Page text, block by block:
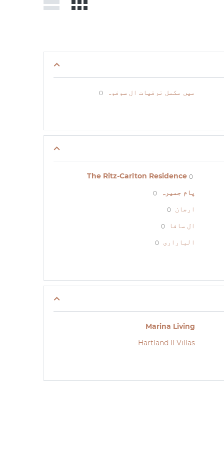
میں مکمل ترقیات ال سوفوہ 0
The Ritz-Carlton Residence 0
پام جمیرہ 0
ارجان 0
ال سافا 0
الباراری 0
Marina Living
Hartland II Villas